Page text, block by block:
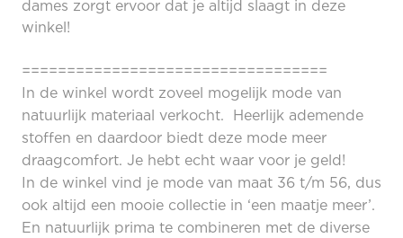
dames zorgt ervoor dat je altijd slaagt in deze
winkel!
==================================
In de winkel wordt zoveel mogelijk mode van
natuurlijk materiaal verkocht. Heerlijk ademende
stoffen en daardoor biedt deze mode meer
draagcomfort. Je hebt echt waar voor je geld!
In de winkel vind je mode van maat 36 t/m 56, dus
ook altijd een mooie collectie in ‘een maatje meer’.
En natuurlijk prima te combineren met de diverse